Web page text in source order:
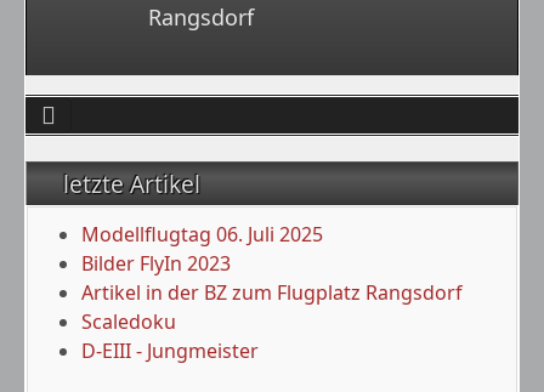
Rangsdorf
letzte Artikel
Modellflugtag 06. Juli 2025
Bilder FlyIn 2023
Artikel in der BZ zum Flugplatz Rangsdorf
Scaledoku
D-EIII - Jungmeister